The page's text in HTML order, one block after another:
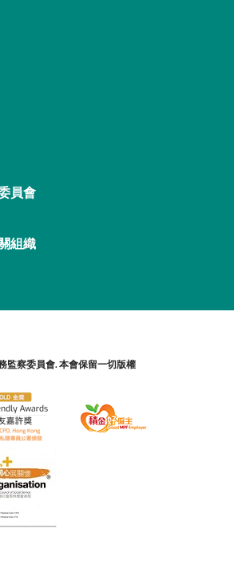
員會
組織
監察委員會. 本會保留一切版權